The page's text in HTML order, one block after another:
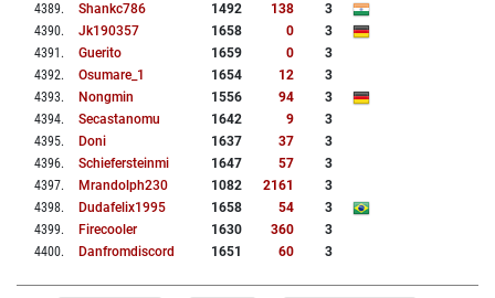
4389. Shankc786 1492 138
3
4390. Jk190357 1658 0
3
4391 . Guerito 1659 0
3
4392. Osumare_1 1654 12
3
4393. Nongmin 1556 94
3
4394. Secastanomu 1642 9
3
4395. Doni 1637 37
3
4396. Schiefersteinmi 1647 57
3
4397. Mrandolph230 1082 2161
3
4398. Dudafelix1995 1658 54
3
4399. Firecooler 1630 360
3
4400. Danfromdiscord 1651 60 3